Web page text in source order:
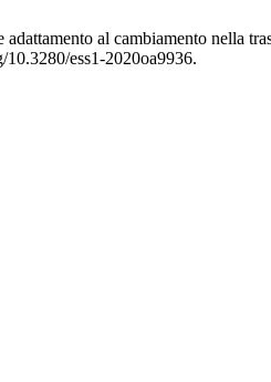
al cambiamento nella
ess1-2020oa9936.